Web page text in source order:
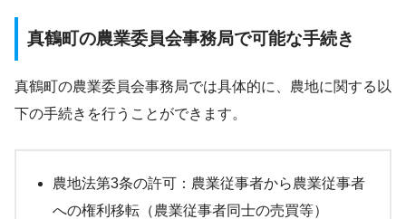
真鶴町の農業委員会事務局で可能な手続き
真鶴町の農業委員会事務局では具体的に、農地に関する以
下の手続きを行うことができます。
農地法第3条の許可：農業従事者から農業従事者
への権利移転（農業従事者同士の売買等）